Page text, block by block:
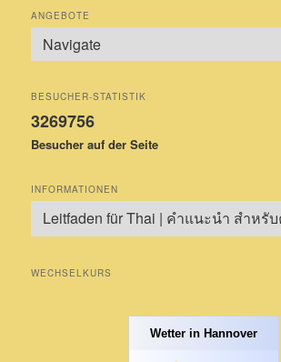
ANGEBOTE
BESUCHER-STATISTIK
3269756
Besucher auf der Seite
INFORMATIONEN
WECHSELKURS
Wetter in Hannover